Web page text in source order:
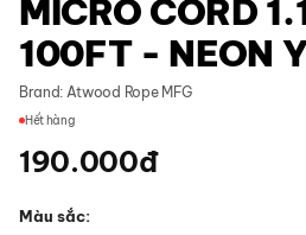
MICRO CORD
100FT - NEON
Brand: Atwood Rope MFG
Hết hàng
190.000đ
Màu sắc